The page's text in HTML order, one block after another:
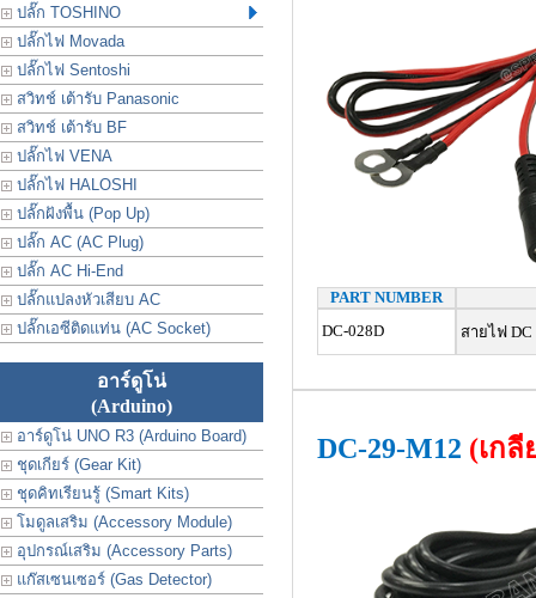
ปลั๊ก TOSHINO
ปลั๊กไฟ Movada
ปลั๊กไฟ Sentoshi
สวิทช์ เต้ารับ Panasonic
สวิทช์ เต้ารับ BF
ปลั๊กไฟ VENA
ปลั๊กไฟ HALOSHI
ปลั๊กฝังพื้น (Pop Up)
ปลั๊ก AC (AC Plug)
ปลั๊ก AC Hi-End
ปลั๊กแปลงหัวเสียบ AC
ปลั๊กเอซีติดแท่น (AC Socket)
อาร์ดูโน่
(Arduino)
อาร์ดูโน่ UNO R3 (Arduino Board)
ชุดเกียร์ (Gear Kit)
ชุดคิทเรียนรู้ (Smart Kits)
โมดูลเสริม (Accessory Module)
อุปกรณ์เสริม (Accessory Parts)
แก๊สเซนเซอร์ (Gas Detector)
PART NUMBER
DC-028D
สายไฟ
DC-29-M12 (เกลี